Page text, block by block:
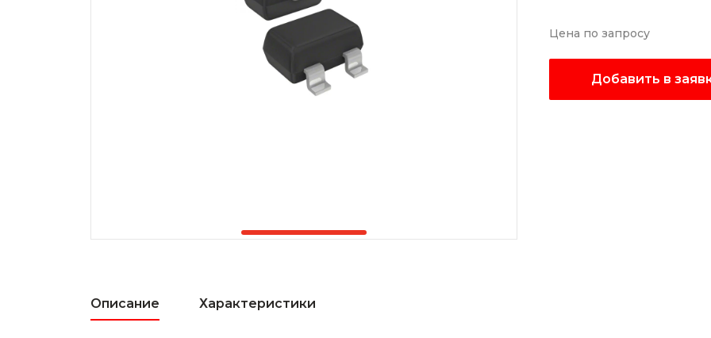
Цена по запросу
Добавить в
Описание Характеристики